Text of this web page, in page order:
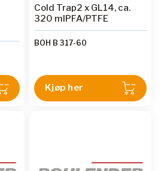
Cold Trap2 x GL14, ca.
320 mlPFA/PTFE
BOH B 317-60
Kjøp her